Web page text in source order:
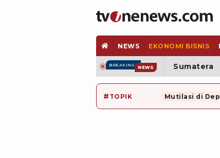
NEWS EKONOMI BISNIS
BREAKING NEWS Sumatera
# TOPIK Mutilasi di